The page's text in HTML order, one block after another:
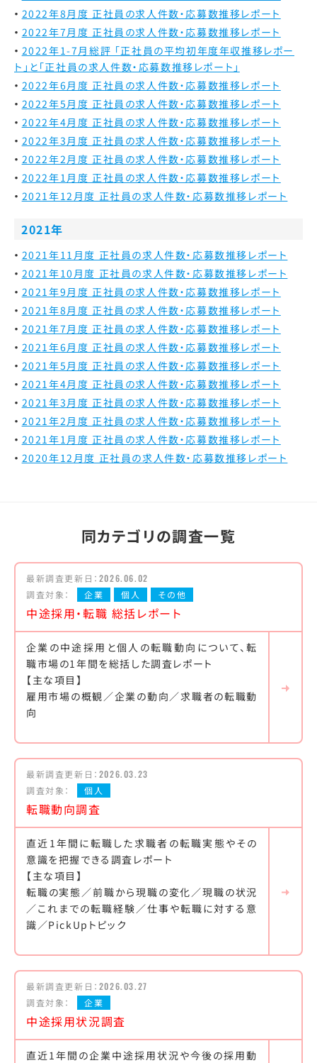
2022年8月度 正社員の求人件数・応募数推移レポート
2022年7月度 正社員の求人件数・応募数推移レポート
2022年1-7月総評 「正社員の平均初年度年収推移レポー
ト」と「正社員の求人件数・応募数推移レポート」
2022年6月度 正社員の求人件数・応募数推移レポート
2022年5月度 正社員の求人件数・応募数推移レポート
2022年4月度 正社員の求人件数・応募数推移レポート
2022年3月度 正社員の求人件数・応募数推移レポート
2022年2月度 正社員の求人件数・応募数推移レポート
2022年1月度 正社員の求人件数・応募数推移レポート
2021年12月度 正社員の求人件数・応募数推移レポート
2021年
2021年11月度 正社員の求人件数・応募数推移レポート
2021年10月度 正社員の求人件数・応募数推移レポート
2021年9月度 正社員の求人件数・応募数推移レポート
2021年8月度 正社員の求人件数・応募数推移レポート
2021年7月度 正社員の求人件数・応募数推移レポート
2021年6月度 正社員の求人件数・応募数推移レポート
2021年5月度 正社員の求人件数・応募数推移レポート
2021年4月度 正社員の求人件数・応募数推移レポート
2021年3月度 正社員の求人件数・応募数推移レポート
2021年2月度 正社員の求人件数・応募数推移レポート
2021年1月度 正社員の求人件数・応募数推移レポート
2020年12月度 正社員の求人件数・応募数推移レポート
同カテゴリの調査一覧
最新調査更新日： 2026.06.02
調査対象：
企業 個人 その他
中途採用・転職 総括レポート
企業の中途採用と個人の転職動向について、転
職市場の1年間を総括した調査レポート
【主な項目】
雇用市場の概観／企業の動向／求職者の転職動
向
最新調査更新日： 2026.03.23
調査対象：
個人
転職動向調査
直近1年間に転職した求職者の転職実態やその
意識を把握できる調査レポート
【主な項目】
転職の実態／前職から現職の変化／現職の状況
／これまでの転職経験／仕事や転職に対する意
識／PickUpトピック
最新調査更新日： 2026.03.27
調査対象：
企業
中途採用状況調査
直近1年間の企業中途採用状況や今後の採用動